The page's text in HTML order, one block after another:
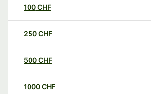
100CHF
250CHF
500CHF
1000CHF